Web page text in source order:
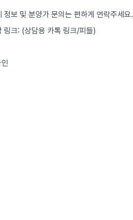
정보 및 분양가 문의는 편하게 연락주세요.
링크: (상담용 카톡 링크/피들)